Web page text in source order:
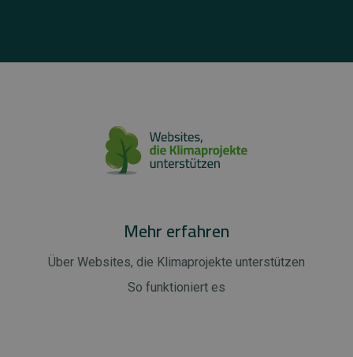
Mehr erfahren
Über Websites, die Klimaprojekte unterstützen
So funktioniert es